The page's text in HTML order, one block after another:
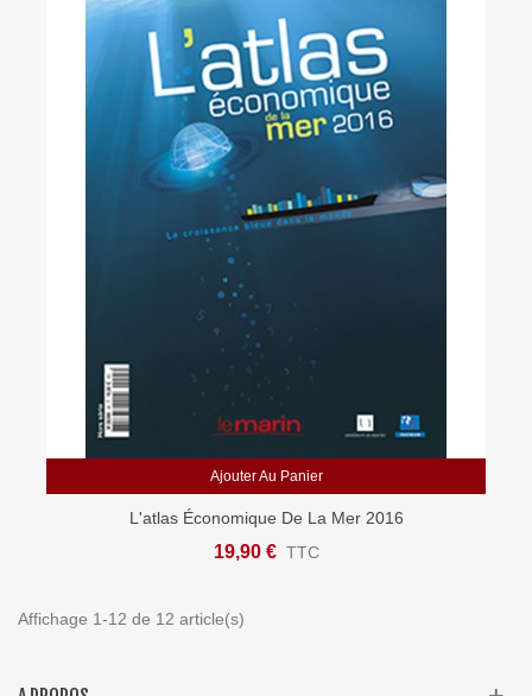
Ajouter Au Panier
L'atlas Économique De La Mer 2016
19,90 € TTC
Affichage 1-12 de 12 article(s)